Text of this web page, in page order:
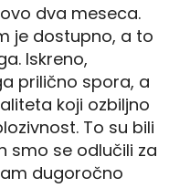
dva meseca.
je dostupno, a to
Iskreno,
prilično spora, a
koji ozbiljno
To su bili
smo se odlučili za
dugoročno